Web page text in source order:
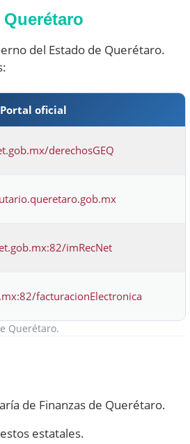
del Estado de Querétaro.
Portal oficial
derechosGEQ
imRecNet
facturacionElectronica
Querétaro.
de Finanzas de Querétaro.
estatales.